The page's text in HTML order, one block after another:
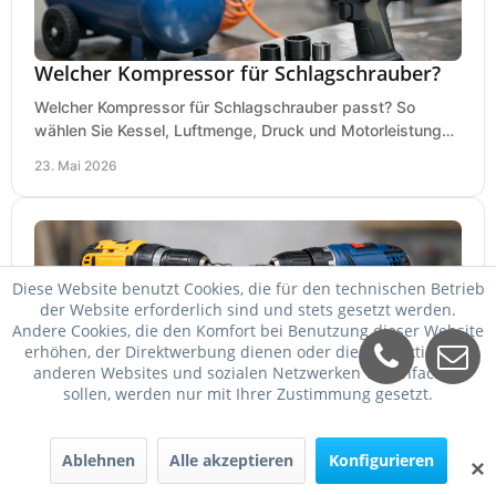
Welcher Kompressor für Schlagschrauber?
Welcher Kompressor für Schlagschrauber passt? So
wählen Sie Kessel, Luftmenge, Druck und Motorleistung
23. Mai 2026
DeWalt oder Bosch Professional?
DeWalt oder Bosch Professional? Der Vergleich zeigt,
welche Marke bei Akku, Leistung, Ergonomie, Sortiment
✕
Diese Website benutzt Cookies, die für den technischen Betrieb
der Website erforderlich sind und stets gesetzt werden.
Andere Cookies, die den Komfort bei Benutzung dieser Website
erhöhen, der Direktwerbung dienen oder die Interaktion mit
anderen Websites und sozialen Netzwerken vereinfachen
sollen, werden nur mit Ihrer Zustimmung gesetzt.
Ablehnen Alle akzeptieren Konfigurieren